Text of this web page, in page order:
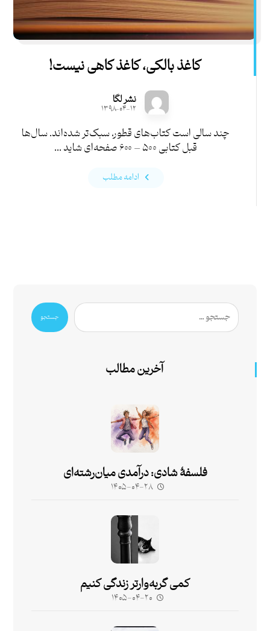
کاغذ بالکی، کاغذ کاهی نیست!
نشر لگا
۱۳۹۸-۰۴-۱۲
چند سالی است کتاب‌های قطور، سبک‌تر شده‌اند. سال‌ها
قبل کتابی ۵۰۰ – ۶۰۰ صفحه‌ای شاید ...
ادامه مطلب
جستجو
آخرین مطالب
فلسفۀ شادی: درآمدی میان‌رشته‌ای
۱۴۰۵-۰۴-۲۸
کمی گربه‌وارتر زندگی کنیم
۱۴۰۵-۰۴-۲۰